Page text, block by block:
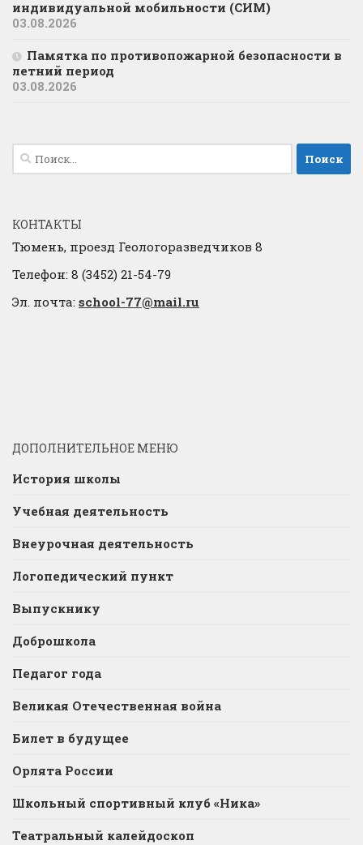
индивидуальной мобильности (СИМ)
03.08.2026
Памятка по противопожарной безопасности в
летний период
03.08.2026
Найти:
КОНТАКТЫ
Тюмень, проезд Геологоразведчиков 8
Телефон: 8 (3452) 21-54-79
Эл. почта: school-77@mail.ru
ДОПОЛНИТЕЛЬНОЕ МЕНЮ
История школы
Учебная деятельность
Внеурочная деятельность
Логопедический пункт
Выпускнику
Доброшкола
Педагог года
Великая Отечественная война
Билет в будущее
Орлята России
Школьный спортивный клуб «Ника»
Театральный калейдоскоп